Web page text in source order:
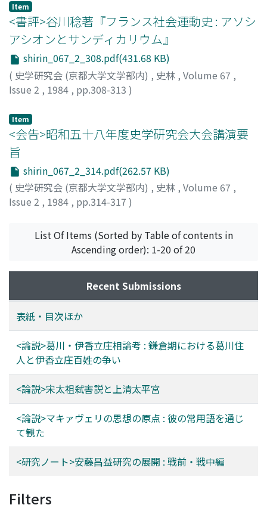
Item
<書評>谷川稔著『フランス社会運動史 : アソシ
アシオンとサンディカリウム』
shirin_067_2_308.pdf(431.68 KB)
( 史学研究会 (京都大学文学部内) , 史林 , Volume 67 ,
Issue 2 , 1984 , pp.308-313 )
Item
<会告>昭和五十八年度史学研究会大会講演要
旨
shirin_067_2_314.pdf(262.57 KB)
( 史学研究会 (京都大学文学部内) , 史林 , Volume 67 ,
Issue 2 , 1984 , pp.314-317 )
List Of Items (Sorted by Table of contents in
Ascending order): 1-20 of 20
Recent Submissions
表紙・目次ほか
<論説>葛川・伊香立庄相論考 : 鎌倉期における葛川住
人と伊香立庄百姓の争い
<論説>宋太祖弑害説と上清太平宮
<論説>マキァヴェリの思想の原点 : 彼の常用語を通じ
て観た
<研究ノート>安藤昌益研究の展開 : 戦前・戦中編
Filters